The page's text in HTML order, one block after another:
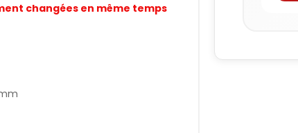
changées en même temps